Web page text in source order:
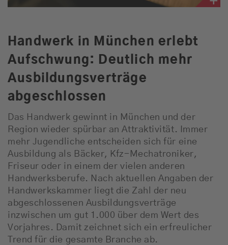
Handwerk in München erlebt
Aufschwung: Deutlich mehr
Ausbildungsverträge
abgeschlossen
Das Handwerk gewinnt in München und der
Region wieder spürbar an Attraktivität. Immer
mehr Jugendliche entscheiden sich für eine
Ausbildung als Bäcker, Kfz-Mechatroniker,
Friseur oder in einem der vielen anderen
Handwerksberufe. Nach aktuellen Angaben der
Handwerkskammer liegt die Zahl der neu
abgeschlossenen Ausbildungsverträge
inzwischen um gut 1.000 über dem Wert des
Vorjahres. Damit zeichnet sich ein erfreulicher
Trend für die gesamte Branche ab.